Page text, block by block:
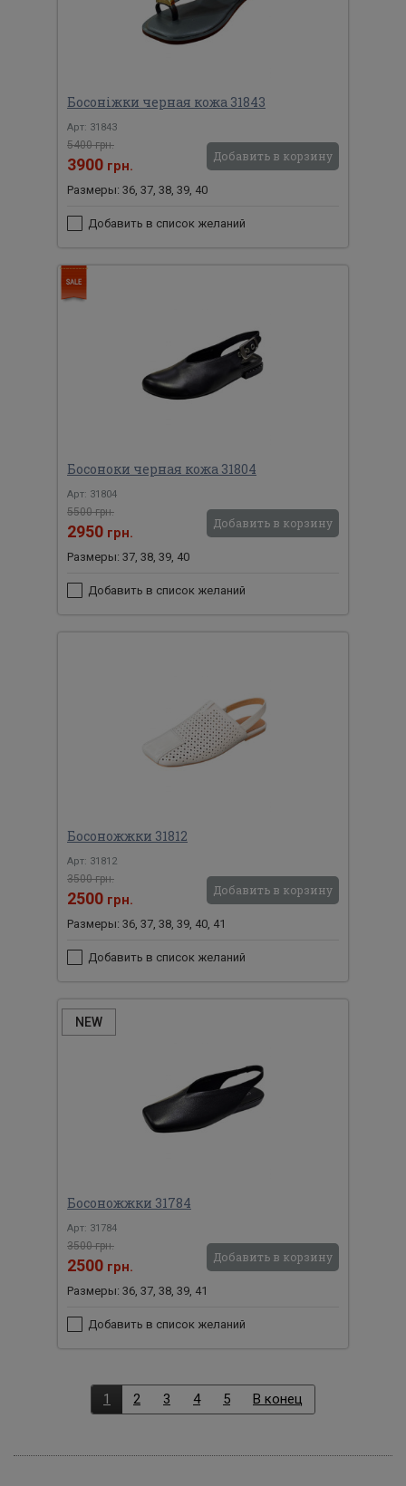
Босоніжки черная кожа 31843
Арт: 31843
5400 грн.
3900 грн.
Добавить в корзину
Размеры: 36, 37, 38, 39, 40
Добавить в список желаний
Босоноки черная кожа 31804
Арт: 31804
5500 грн.
2950 грн.
Добавить в корзину
Размеры: 37, 38, 39, 40
Добавить в список желаний
Босоножжки 31812
Арт: 31812
3500 грн.
2500 грн.
Добавить в корзину
Размеры: 36, 37, 38, 39, 40, 41
Добавить в список желаний
NEW
Босоножжки 31784
Арт: 31784
3500 грн.
2500 грн.
Добавить в корзину
Размеры: 36, 37, 38, 39, 41
Добавить в список желаний
1 2 3 4 5 В конец